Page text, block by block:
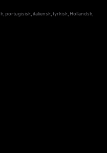
portugisisk, italiensk, tyrkisk, Hollandsk,